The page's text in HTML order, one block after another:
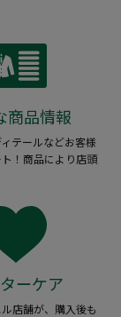
商品情報
テールなどお客様
！商品により店頭
ーケア
店舗が、購入後も